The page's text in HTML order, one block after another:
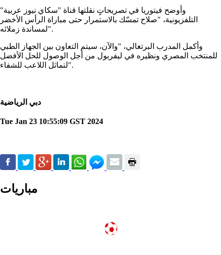
وأوضح فيتوريا في تصريحاتٍ نقلتها قناة "سكاي نيوز عربية"
التلفزيونية، "صلاح تمسّك بالاستمرار حتى مباراة الرأس الأخضر
لمساندة زملائه".
وأكمل المدرب البرتغالي، "والآن، سيتم التعاون بين الجهاز الطبي
للمنتخب المصري ونظيره في ليفربول من أجل الوصول للحل الأفضل
لتماثل اللاعب للشفاء".
دبي الرياضية
Tue Jan 23 10:55:09 GST 2024
مباريات